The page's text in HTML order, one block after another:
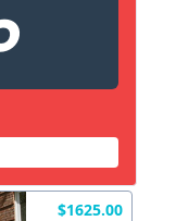
$1625.00
Envoyez